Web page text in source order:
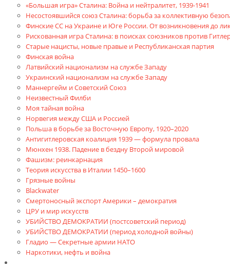
«Большая игра» Сталина: Война и нейтралитет, 1939-1941
Несостоявшийся союз Сталина: борьба за коллективную
Финские СС на Украине и Юге России. От возникновения до
Рискованная игра Сталина: в поисках союзников против
Старые нацисты, новые правые и Республиканская партия
Финская война
Латвийский национализм на службе Западу
Украинский национализм на службе Западу
Маннергейм и Советский Союз
Неизвестный Филби
Моя тайная война
Норвегия между США и Россией
Польша в борьбе за Восточную Европу, 1920–2020
Антигитлеровская коалиция 1939 — формула провала
Мюнхен 1938. Падение в бездну Второй мировой
Фашизм: реинкарнация
Теория искусства в Италии 1450–1600
Грязные войны
Blackwater
Смертоносный экспорт Америки – демократия
ЦРУ и мир искусств
УБИЙСТВО ДЕМОКРАТИИ (постсоветский период)
УБИЙСТВО ДЕМОКРАТИИ (период холодной войны)
Гладио — Секретные армии НАТО
Наркотики, нефть и война